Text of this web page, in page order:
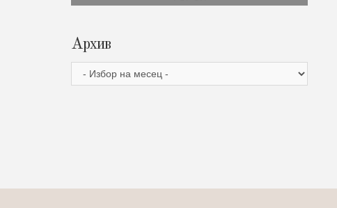
Архив
Архив